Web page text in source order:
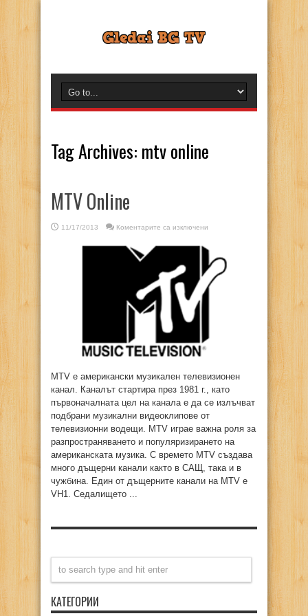
Tag Archives: mtv online
MTV Online
11/17/2013 Коментарите са изключени
MTV е американски музикален телевизионен
канал. Каналът стартира през 1981 г., като
първоначалната цел на канала е да се излъчват
подбрани музикални видеоклипове от
телевизионни водещи. MTV играе важна роля за
разпространяването и популяризирането на
американската музика. С времето MTV създава
много дъщерни канали както в САЩ, така и в
чужбина. Един от дъщерните канали на MTV е
VH1. Седалището ...
КАТЕГОРИИ